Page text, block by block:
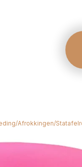
/Afrokkingen/